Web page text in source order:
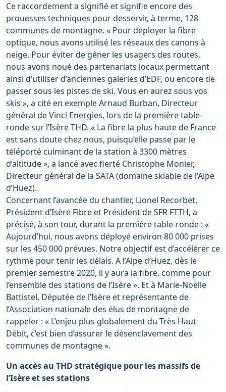
Ce raccordement a signifié et signifie encore des
prouesses techniques pour desservir, à terme, 128
communes de montagne. « Pour déployer la fibre
optique, nous avons utilisé les réseaux des canons à
neige. Pour éviter de gêner les usagers des routes,
nous avons noué des partenariats locaux permettant
ainsi d’utiliser d’anciennes galeries d’EDF, ou encore de
passer sous les pistes de ski. Vous en aurez sous vos
skis », a cité en exemple Arnaud Burban, Directeur
général de Vinci Energies, lors de la première table-
ronde sur l’Isère THD. « La fibre la plus haute de France
est sans doute chez nous, puisqu’elle passe par le
téléporté culminant de la station à 3300 mètres
d’altitude », a lancé avec fierté Christophe Monier,
Directeur général de la SATA (domaine skiable de l’Alpe
d’Huez).
Concernant l’avancée du chantier, Lionel Recorbet,
Président d’Isère Fibre et Président de SFR FTTH, a
précisé, à son tour, durant la première table-ronde : «
Aujourd’hui, nous avons déployé environ 80 000 prises
sur les 450 000 prévues. Notre objectif est d’accélérer ce
rythme pour tenir les délais. A l’Alpe d’Huez, dès le
premier semestre 2020, il y aura la fibre, comme pour
l’ensemble des stations de l’Isère ». Et à Marie-Noëlle
Battistel, Députée de l’Isère et représentante de
l’Association nationale des élus de montagne de
rappeler : « L’enjeu plus globalement du Très Haut
Débit, c’est bien d’assurer le désenclavement des
communes de montagne ».
Un accès au THD stratégique pour les massifs de
l’Isère et ses stations